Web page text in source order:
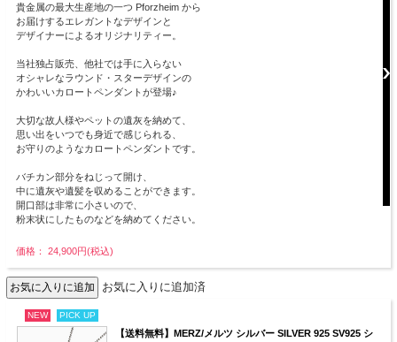
貴金属の最大生産地の一つ Pforzheim から
お届けするエレガントなデザインと
デザイナーによるオリジナリティー。
当社独占販売、他社では手に入らない
オシャレなラウンド・スターデザインの
かわいいカロートペンダントが登場♪
大切な故人様やペットの遺灰を納めて、
思い出をいつでも身近で感じられる、
お守りのようなカロートペンダントです。
バチカン部分をねじって開け、
中に遺灰や遺髪を収めることができます。
開口部は非常に小さいので、
粉末状にしたものなどを納めてください。
価格： 24,900円(税込)
お気に入りに追加済
NEW PICK UP
【送料無料】MERZ/メルツ シルバー SILVER 925 SV925 シ